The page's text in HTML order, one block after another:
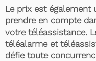
Le prix est également
prendre en compte
votre téléassistance.
téléalarme et
défie toute